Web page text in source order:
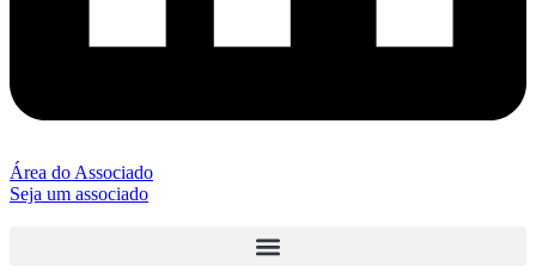
Área do Associado
Seja um associado